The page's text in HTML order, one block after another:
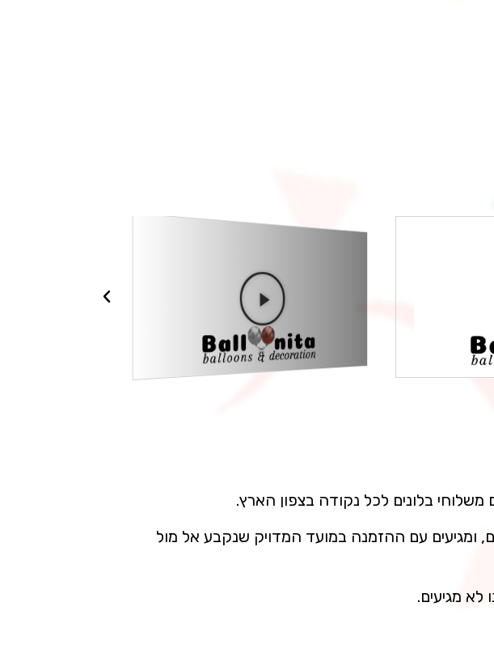
משלוחי בלונים לכל נקודה בצפון הארץ.
ומגיעים עם ההזמנה במועד המדויק שנקבע אל מול
לא מגיעים.